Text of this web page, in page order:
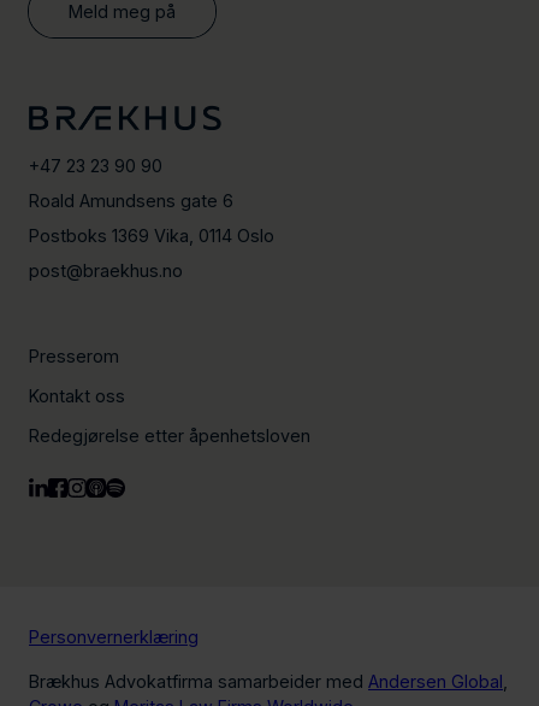
Meld meg på
+47 23 23 90 90
Roald Amundsens gate 6
Postboks 1369 Vika, 0114 Oslo
post@braekhus.no
Presserom
Kontakt oss
Redegjørelse etter åpenhetsloven
Personvernerklæring
Brækhus Advokatfirma samarbeider med Andersen Global